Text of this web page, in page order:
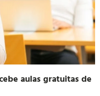
aulas gratuitas de